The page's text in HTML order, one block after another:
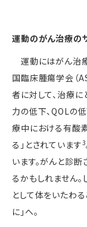
運動のがん治療の
運動にはがん治
国臨床腫瘍学会（
者に対して、治療
力の低下、QOLの
療中における有酸
る」とされています3
います。がんと診
るかもしれません。
として体をいたわる
に」へ。